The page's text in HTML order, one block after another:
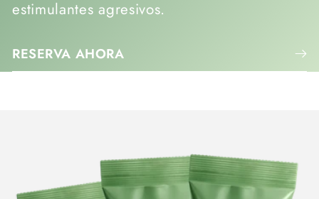
estimulantes agresivos.
RESERVA AHORA